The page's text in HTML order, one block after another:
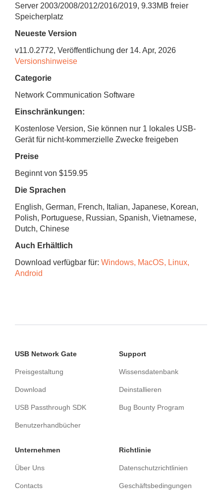
Server 2003/2008/2012/2016/2019, 9.33MB freier
Speicherplatz
Neueste Version
v11.0.2772, Veröffentlichung der 14. Apr, 2026
Versionshinweise
Categorie
Network Communication Software
Einschränkungen:
Kostenlose Version, Sie können nur 1 lokales USB-
Gerät für nicht-kommerzielle Zwecke freigeben
Preise
Beginnt von $159.95
Die Sprachen
English, German, French, Italian, Japanese, Korean,
Polish, Portuguese, Russian, Spanish, Vietnamese,
Dutch, Chinese
Auch Erhältlich
Download verfügbar für: Windows, MacOS, Linux,
Android
USB Network Gate
Preisgestaltung
Download
USB Passthrough SDK
Benutzerhandbücher
Support
Wissensdatenbank
Deinstallieren
Bug Bounty Program
Unternehmen
Über Uns
Contacts
Richtlinie
Datenschutzrichtlinien
Geschäftsbedingungen